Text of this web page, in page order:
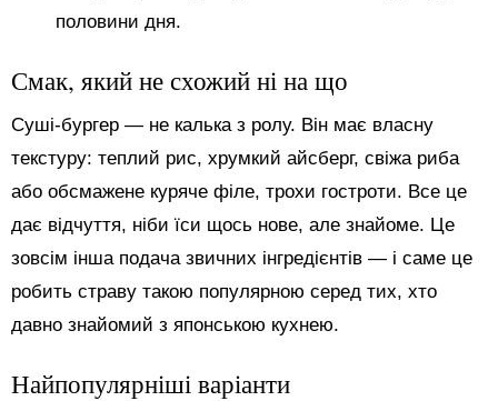
половини дня.
Смак, який не схожий ні на що
Суші-бургер — не калька з ролу. Він має власну
текстуру: теплий рис, хрумкий айсберг, свіжа риба
або обсмажене куряче філе, трохи гостроти. Все це
дає відчуття, ніби їси щось нове, але знайоме. Це
зовсім інша подача звичних інгредієнтів — і саме це
робить страву такою популярною серед тих, хто
давно знайомий з японською кухнею.
Найпопулярніші варіанти